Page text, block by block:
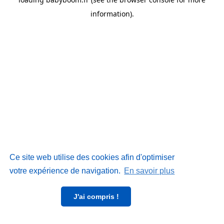
Ce site web utilise des cookies afin d'optimiser
votre expérience de navigation. En savoir plus
J'ai compris !
information).